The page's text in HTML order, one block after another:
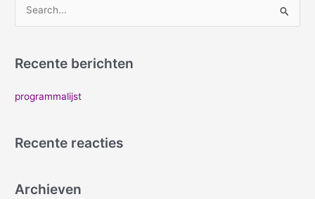
k
r
Recente berichten
programmalijst
Recente reacties
Archieven